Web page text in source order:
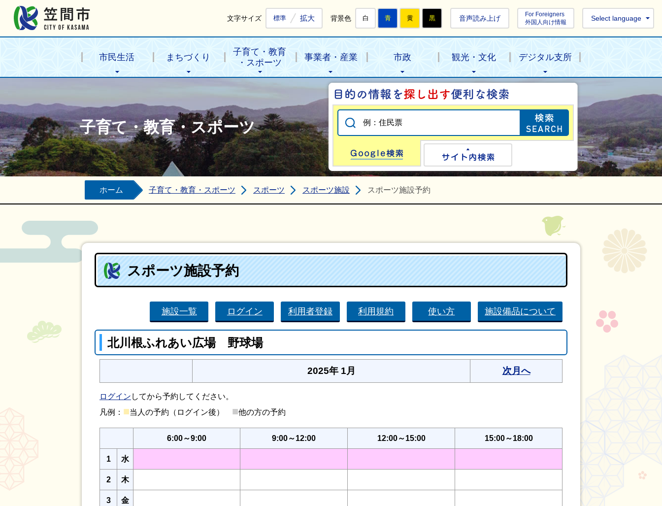
文字サイズ 標準 拡大 背景色 白 青 黄 黒 音声読み上げ
For Foreigners
外国人向け情報
Select language
市民生活 まちづくり
子育て・教育
・スポーツ
事業者・産業 市政 観光・文化 デジタル支所
子育て・教育・スポーツ
目的の情報を探
Google検索
ホーム 子育て・教育・スポーツ スポーツ スポーツ施設 スポーツ施設予約
スポーツ施設予約
施設一覧 ログイン 利用者登録 利用規約 使い方 施設備品について
北川根ふれあい広場 野球場
2025年 1月 次月へ
ログイン してから予約してください。
凡例： ■当人の予約（ログイン後） ■他の方の予約
6:00～9:00 9:00～12:00 12:00～15:00 15:00～18:00
1 水
2 木
3 金